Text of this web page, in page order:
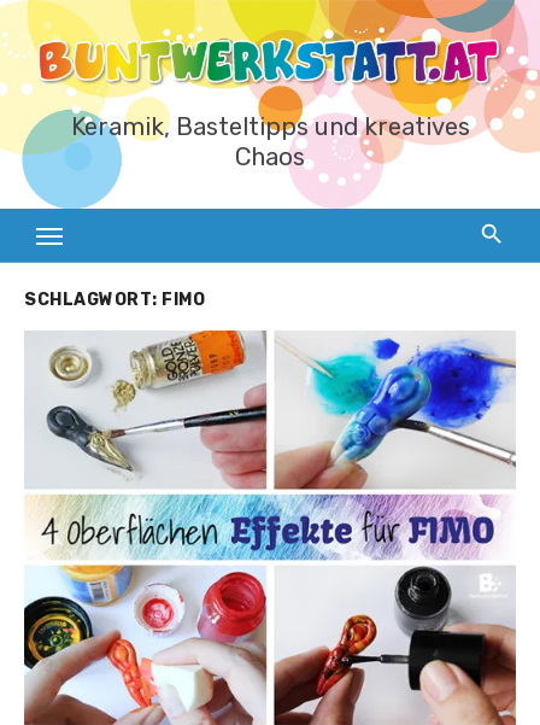
Zum
Inhalt
springen
Keramik, Basteltipps und kreatives
Chaos
SCHLAGWORT: FIMO